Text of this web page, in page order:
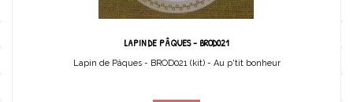
LAPIN DE PÂQUES - BROD021
Lapin de Pâques - BROD021 (kit) - Au p'tit bonheur